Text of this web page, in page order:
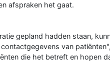
afspraken het gaat.
gepland hadden staan,
van
die het betreft en hopen